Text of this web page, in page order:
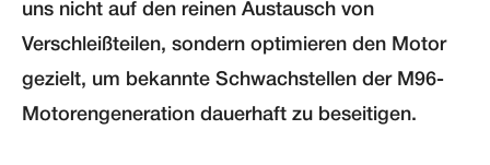
uns nicht auf den reinen Austausch von
Verschleißteilen, sondern optimieren den Motor
gezielt, um bekannte Schwachstellen der M96-
Motorengeneration dauerhaft zu beseitigen.